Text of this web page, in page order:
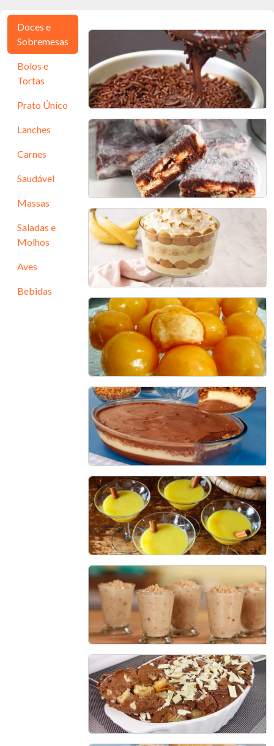
Doces e
Sobremesas
Bolos e
Tortas
Prato Único
Lanches
Carnes
Saudável
Massas
Saladas e
Molhos
Aves
Bebidas
Brigadeiro na Caneca
5 min - 1 porção
Palha Italiana
20 min - 30 porções
Banana pudding
30 min - 8 porções
Bala Baiana
60 min - 10 porções
Ovo de Pascoa na Travessa
30 min - 10 porções
Baba de Moça
50 min - 15 porções
Paçoquinha de colher
30 min - 15 porções